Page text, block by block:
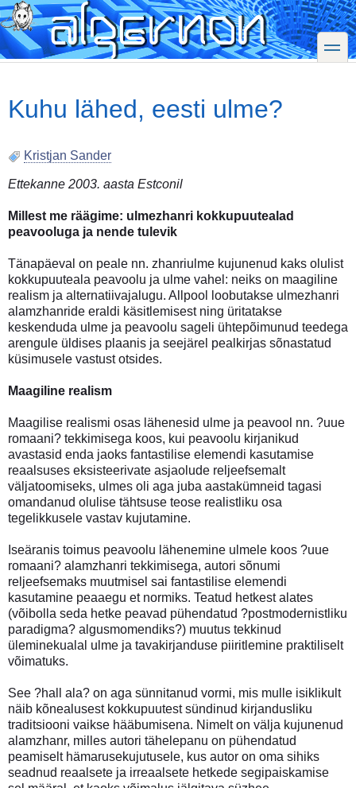
Skip
to
main
content
toggle
Kuhu lähed, eesti ulme?
Kristjan Sander
Ettekanne 2003. aasta Estconil
Millest me räägime: ulmezhanri kokkupuutealad
peavooluga ja nende tulevik
Tänapäeval on peale nn. zhanriulme kujunenud kaks olulist
kokkupuuteala peavoolu ja ulme vahel: neiks on maagiline
realism ja alternatiivajalugu. Allpool loobutakse ulmezhanri
alamzhanride eraldi käsitlemisest ning üritatakse
keskenduda ulme ja peavoolu sageli ühtepõimunud teedega
arengule üldises plaanis ja seejärel pealkirjas sõnastatud
küsimusele vastust otsides.
Maagiline realism
Maagilise realismi osas lähenesid ulme ja peavool nn. ?uue
romaani? tekkimisega koos, kui peavoolu kirjanikud
avastasid enda jaoks fantastilise elemendi kasutamise
reaalsuses eksisteerivate asjaolude reljeefsemalt
väljatoomiseks, ulmes oli aga juba aastakümneid tagasi
omandanud olulise tähtsuse teose realistliku osa
tegelikkusele vastav kujutamine.
Iseäranis toimus peavoolu lähenemine ulmele koos ?uue
romaani? alamzhanri tekkimisega, autori sõnumi
reljeefsemaks muutmisel sai fantastilise elemendi
kasutamine peaaegu et normiks. Teatud hetkest alates
(võibolla seda hetke peavad pühendatud ?postmodernistliku
paradigma? algusmomendiks?) muutus tekkinud
üleminekualal ulme ja tavakirjanduse piiritlemine praktiliselt
võimatuks.
See ?hall ala? on aga sünnitanud vormi, mis mulle isiklikult
näib kõnealusest kokkupuutest sündinud kirjandusliku
traditsiooni vaikse hääbumisena. Nimelt on välja kujunenud
alamzhanr, milles autori tähelepanu on pühendatud
peamiselt hämarusekujutusele, kus autor on oma sihiks
seadnud reaalsete ja irreaalsete hetkede segipaiskamise